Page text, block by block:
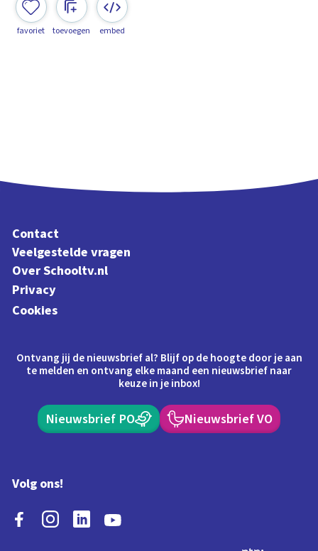
favoriet toevoegen embed
Contact
Veelgestelde vragen
Over Schooltv.nl
Privacy
Cookies
Ontvang jij de nieuwsbrief al? Blijf op de hoogte door je aan
te melden en ontvang elke maand een nieuwsbrief naar
keuze in je inbox!
Nieuwsbrief PO Nieuwsbrief VO
Volg ons!